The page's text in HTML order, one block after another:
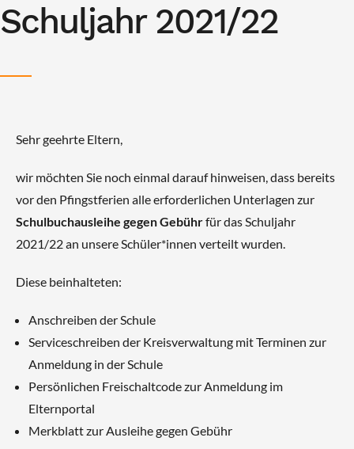
Schuljahr 2021/22
Sehr geehrte Eltern,
wir möchten Sie noch einmal darauf hinweisen, dass bereits
vor den Pfingstferien alle erforderlichen Unterlagen zur
Schulbuchausleihe gegen Gebührfür das Schuljahr
2021/22 an unsere Schüler*innen verteilt wurden.
Diese beinhalteten:
Anschreiben der Schule
Serviceschreiben der Kreisverwaltung mit Terminen zur
Anmeldung in der Schule
Persönlichen Freischaltcode zur Anmeldung im
Elternportal
Merkblatt zur Ausleihe gegen Gebühr